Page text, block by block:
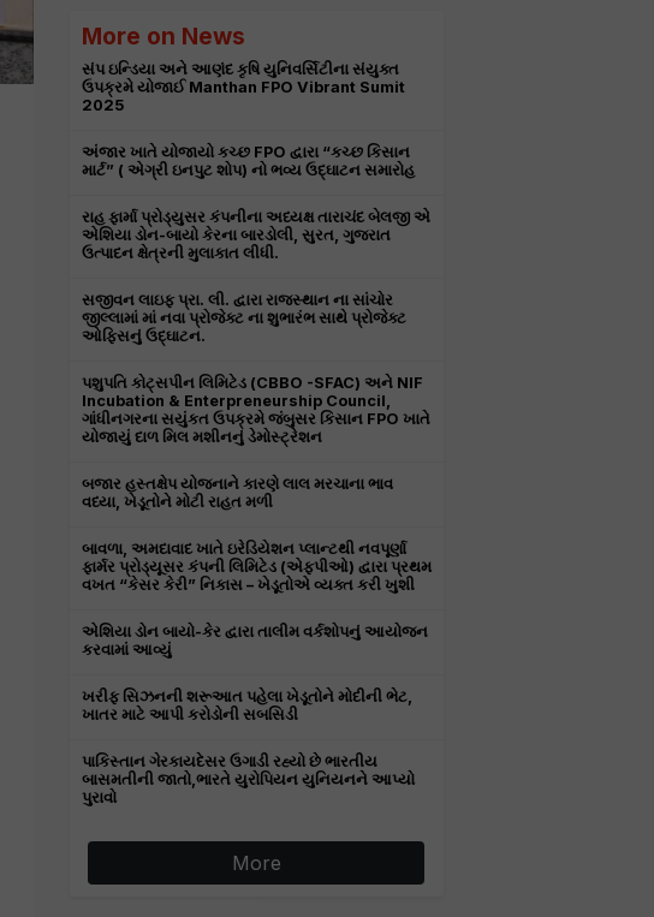
More on News
સંપ ઇન્ડિયા અને આણંદ કૃષિ યુનિવર્સિટીના સંયુક્ત
ઉપક્રમે યોજાઈ Manthan FPO Vibrant Sumit
2025
અંજાર ખાતે યોજાયો કચ્છ FPO દ્વારા “કચ્છ કિસાન
માર્ટ” ( એગ્રી ઇનપુટ શોપ) નો ભવ્ય ઉદ્ઘાટન સમારોહ
રાહ ફાર્મા પ્રોડ્યુસર કંપનીના અધ્યક્ષ તારાચંદ બેલજી એ
એશિયા ડોન-બાયો કેરના બારડોલી, સુરત, ગુજરાત
ઉત્પાદન ક્ષેત્રની મુલાકાત લીધી.
સજીવન લાઇફ પ્રા. લી. દ્વારા રાજસ્થાન ના સાંચોર
જીલ્લામાં માં નવા પ્રોજેક્ટ ના શુભારંભ સાથે પ્રોજેક્ટ
ઓફિસનું ઉદ્ઘાટન.
પશુપતિ કોટ્સપીન લિમિટેડ (CBBO -SFAC) અને NIF
Incubation & Enterpreneurship Council,
ગાંધીનગરના સયુંકત ઉપક્રમે જંબુસર કિસાન FPO ખાતે
યોજાયું દાળ મિલ મશીનનું ડેમોસ્ટ્રેશન
બજાર હસ્તક્ષેપ યોજનાને કારણે લાલ મરચાના ભાવ
વધ્યા, ખેડૂતોને મોટી રાહત મળી
બાવળા, અમદાવાદ ખાતે ઇરેડિયેશન પ્લાન્ટથી નવપૂર્ણા
ફાર્મર પ્રોડ્યૂસર કંપની લિમિટેડ (એફપીઓ) દ્વારા પ્રથમ
વખત “કેસર કેરી” નિકાસ – ખેડૂતોએ વ્યક્ત કરી ખુશી
એશિયા ડોન બાયો-કેર દ્વારા તાલીમ વર્કશોપનું આયોજન
કરવામાં આવ્યું
ખરીફ સિઝનની શરૂઆત પહેલા ખેડૂતોને મોદીની ભેટ,
ખાતર માટે આપી કરોડોની સબસિડી
પાકિસ્તાન ગેરકાયદેસર ઉગાડી રહ્યો છે ભારતીય
બાસમતીની જાતો,ભારતે યુરોપિયન યુનિયનને આપ્યો
પુરાવો
More